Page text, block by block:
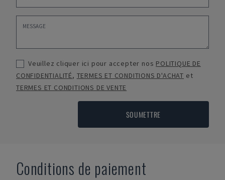
Veuillez cliquer ici pour accepter nos POLITIQUE DE
CONFIDENTIALITÉ, TERMES ET CONDITIONS D'ACHAT et
TERMES ET CONDITIONS DE VENTE
SOUMETTRE
Conditions de paiement